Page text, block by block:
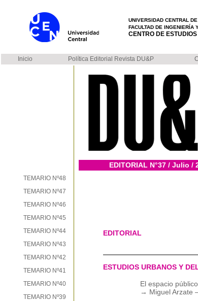
UNIVERSIDAD CENTRAL
FACULTAD DE INGENIERÍA
CENTRO DE
Inicio Política Editorial Revista DU&P
EDITORIAL N°37 / Julio /
TEMARIO Nº48
TEMARIO Nº47
TEMARIO Nº46
TEMARIO Nº45
TEMARIO Nº44
TEMARIO Nº43
TEMARIO Nº42
TEMARIO Nº41
TEMARIO Nº40
TEMARIO Nº39
EDITORIAL
ESTUDIOS URBANOS Y
El espacio
→ Miguel Arzate